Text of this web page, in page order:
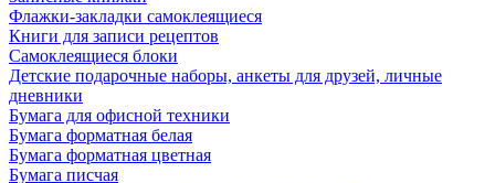
Флажки-закладки самоклеящиеся
Книги для записи рецептов
Самоклеящиеся блоки
Детские подарочные наборы, анкеты для друзей, личные
дневники
Бумага для офисной техники
Бумага форматная белая
Бумага форматная цветная
Бумага писчая